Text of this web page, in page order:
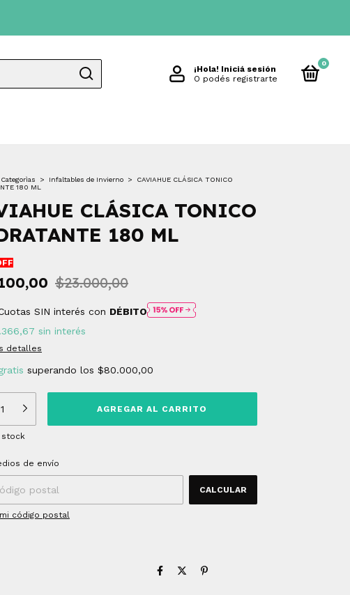
¡Hola! Iniciá sesión
O podés registrarte
0
Categorìas > Infaltables de Invierno >
CAVIAHUE CLÁSICA TONICO
180 ML
CLÁSICA TONICO
180 ML
$23.000,00
SIN interés con DÉBITO
sin interés
detalles
superando los $80.000,00
stock
para el CP:
de envío
CALCULAR
código postal